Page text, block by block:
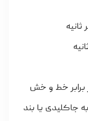
برابر خط و خش
جاکلیدی یا بند